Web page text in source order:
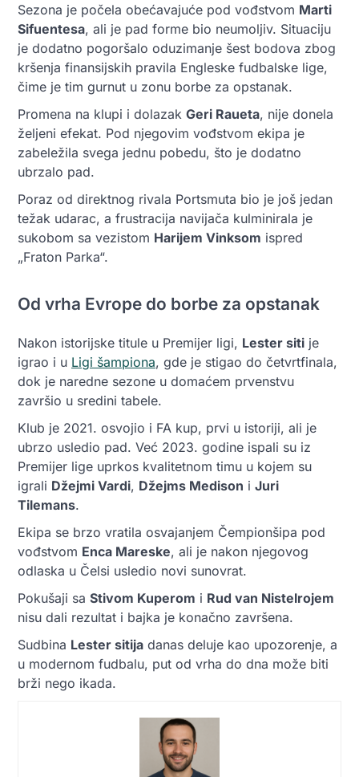
Sezona je počela obećavajuće pod vođstvom Marti
Sifuentesa, ali je pad forme bio neumoljiv. Situaciju
je dodatno pogoršalo oduzimanje šest bodova zbog
kršenja finansijskih pravila Engleske fudbalske lige,
čime je tim gurnut u zonu borbe za opstanak.
Promena na klupi i dolazak Geri Raueta, nije donela
željeni efekat. Pod njegovim vođstvom ekipa je
zabeležila svega jednu pobedu, što je dodatno
ubrzalo pad.
Poraz od direktnog rivala Portsmuta bio je još jedan
težak udarac, a frustracija navijača kulminirala je
sukobom sa vezistom Harijem Vinksom ispred
„Fraton Parka“.
Od vrha Evrope do borbe za opstanak
Nakon istorijske titule u Premijer ligi, Lester siti je
igrao i u Ligi šampiona, gde je stigao do četvrtfinala,
dok je naredne sezone u domaćem prvenstvu
završio u sredini tabele.
Klub je 2021. osvojio i FA kup, prvi u istoriji, ali je
ubrzo usledio pad. Već 2023. godine ispali su iz
Premijer lige uprkos kvalitetnom timu u kojem su
igrali Džejmi Vardi, Džejms Medison i Juri
Tilemans.
Ekipa se brzo vratila osvajanjem Čempionšipa pod
vođstvom Enca Mareske, ali je nakon njegovog
odlaska u Čelsi usledio novi sunovrat.
Pokušaji sa Stivom Kuperom i Rud van Nistelrojem
nisu dali rezultat i bajka je konačno završena.
Sudbina Lester sitija danas deluje kao upozorenje, a
u modernom fudbalu, put od vrha do dna može biti
brži nego ikada.